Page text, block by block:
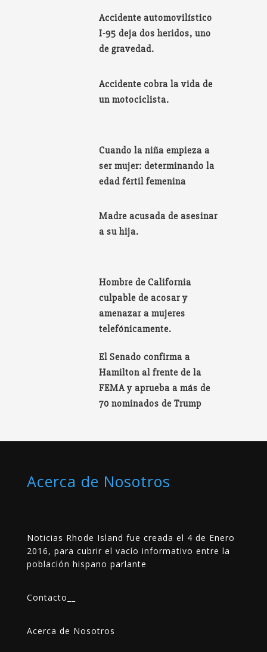
Accidente automovilístico
I-95 deja dos heridos, uno
de gravedad.
Accidente cobra la vida de
un motociclista.
Cuando la niña empieza a
ser mujer: determinando la
edad fértil femenina
Madre acusada de asesinar
a su hija.
Hombre de California
culpable de acosar y
amenazar a mujeres
telefónicamente.
El Senado confirma a
Hamilton al frente de la
FEMA y aprueba a más de
70 nominados de Trump
Acerca de Nosotros
Noticias Rhode Island fue creada el 4 de Enero
2016, para cubrir el vacío informativo entre la
población hispano parlante
Contacto
Acerca de Nosotros